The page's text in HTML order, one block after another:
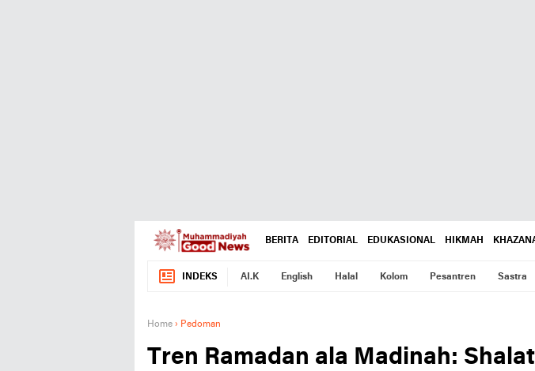
BERITA EDITORIAL EDUKASIONAL HIKMAH
INDEKS AI.K English Halal Kolom Pesantren Sastra
Home › Pedoman
Tren Ramadan ala Madinah: